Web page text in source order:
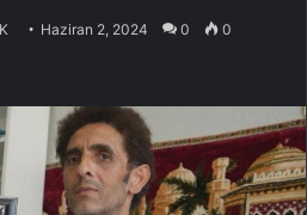
Haziran 2, 2024 0 0